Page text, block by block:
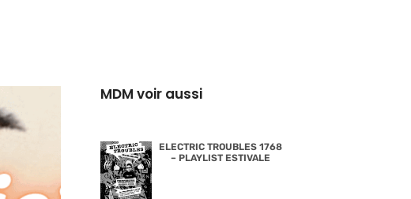
MDM voir aussi
ELECTRIC TROUBLES 1768
– PLAYLIST ESTIVALE